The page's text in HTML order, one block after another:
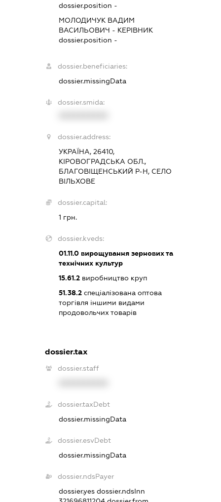
dossier.position -
МОЛОДИЧУК ВАДИМ
ВАСИЛЬОВИЧ - КЕРІВНИК
dossier.position -
dossier.beneficiaries:
dossier.missingData
dossier.smida:
dossier.address:
УКРАЇНА, 26410,
КІРОВОГРАДСЬКА ОБЛ.,
БЛАГОВІЩЕНСЬКИЙ Р-Н, СЕЛО
ВІЛЬХОВЕ
dossier.capital:
1 грн.
dossier.kveds:
01.11.0 вирощування зернових та
технічних культур
15.61.2 виробництво круп
51.38.2 спеціалізована оптова
торгівля іншими видами
продовольчих товарів
dossier.tax
dossier.staff
dossier.taxDebt
dossier.missingData
dossier.esvDebt
dossier.missingData
dossier.ndsPayer
dossier.yesdossier.ndsInn